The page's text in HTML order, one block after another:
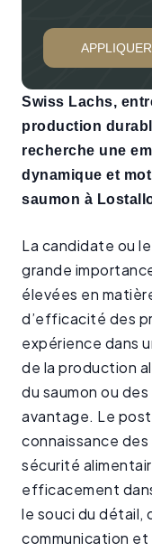
APPLIQUER
Swiss Lachs,
production
recherche une
dynamique et
saumon à
La candidate ou
grande
élevées en
d’efficacité des
expérience dans
de la production
du saumon ou
avantage. Le
connaissance
sécurité
efficacement
le souci du détail,
communication et